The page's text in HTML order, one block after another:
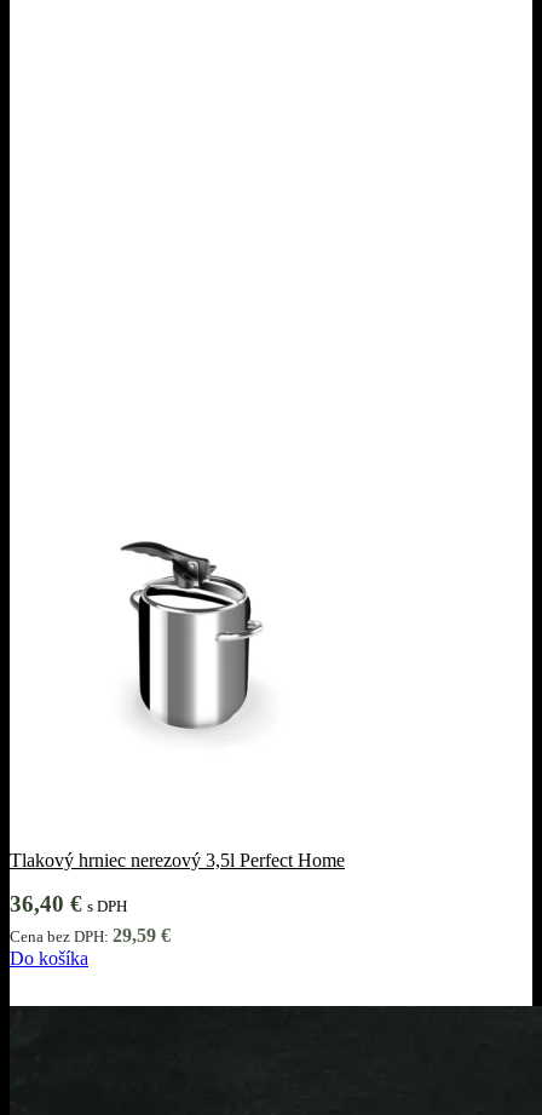
Tlakový hrniec nerezový 3,5l Perfect Home
36,40 € s DPH
Cena bez DPH: 29,59 €
Do košíka